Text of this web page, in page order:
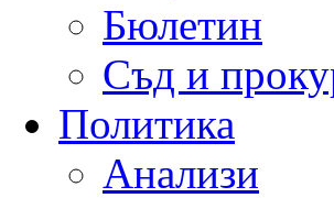
Бюлетин
Съд и
Политика
Анализи